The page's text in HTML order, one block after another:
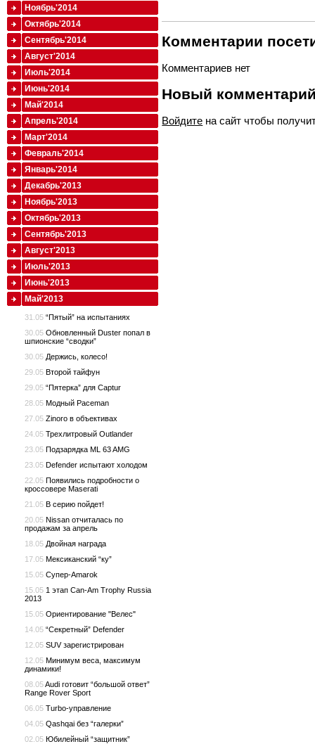
Комментарии
Комментариев нет
Новый
Войдите на сайт чтобы
Ноябрь'2014
Октябрь'2014
Сентябрь'2014
Август'2014
Июль'2014
Июнь'2014
Май'2014
Апрель'2014
Март'2014
Февраль'2014
Январь'2014
Декабрь'2013
Ноябрь'2013
Октябрь'2013
Сентябрь'2013
Август'2013
Июль'2013
Июнь'2013
Май'2013
31.05 “Пятый” на испытаниях
30.05 Обновленный Duster попал в
шпионские “сводки”
30.05 Держись, колесо!
29.05 Второй тайфун
29.05 “Пятерка” для Captur
28.05 Модный Paceman
27.05 Zinoro в объективах
24.05 Трехлитровый Outlander
23.05 Подзарядка ML 63 AMG
23.05 Defender испытают холодом
22.05 Появились подробности о
кроссовере Maserati
21.05 В серию пойдет!
20.05 Nissan отчиталась по
продажам за апрель
18.05 Двойная награда
17.05 Мексиканский “ку”
15.05 Супер-Amarok
15.05 1 этап Can-Am Trophy Russia
2013
15.05 Ориентирование "Велес"
14.05 “Секретный” Defender
12.05 SUV зарегистрирован
12.05 Минимум веса, максимум
динамики!
08.05Audi готовит “большой ответ”
Range Rover Sport
06.05 Turbo-управление
04.05 Qashqai без “галерки”
02.05 Юбилейный “защитник”